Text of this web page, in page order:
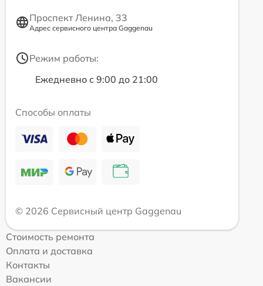
Проспект Ленина, 33
Адрес сервисного центра Gaggenau
Режим работы:
Ежедневно с 9:00 до 21:00
Способы оплаты
© 2026 Сервисный центр Gaggenau
Стоимость ремонта
Оплата и доставка
Контакты
Вакансии